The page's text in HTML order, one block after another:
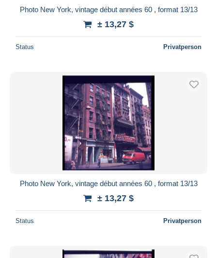
Photo New York, vintage début années 60 , format 13/13
± 13,27 $
Status Privatperson
Photo New York, vintage début années 60 , format 13/13
± 13,27 $
Status Privatperson